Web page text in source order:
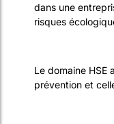
dans une
risques
Le domaine HSE
prévention et